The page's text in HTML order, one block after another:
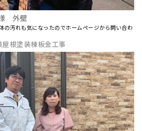
外壁
の汚れも気になったのでホームページから問い合わ
根塗装棟板金工事